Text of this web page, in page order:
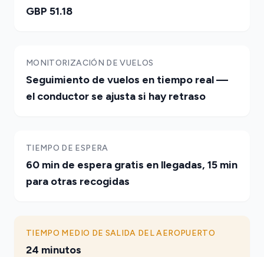
GBP 51.18
MONITORIZACIÓN DE VUELOS
Seguimiento de vuelos en tiempo real —
el conductor se ajusta si hay retraso
TIEMPO DE ESPERA
60 min de espera gratis en llegadas, 15 min
para otras recogidas
TIEMPO MEDIO DE SALIDA DEL AEROPUERTO
24 minutos